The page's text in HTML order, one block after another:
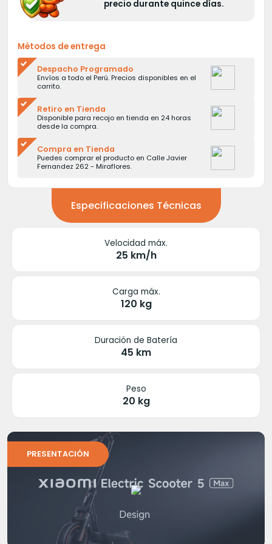
precio durante quince días.
Métodos de entrega
Despacho Programado
Envíos a todo el Perú. Precios disponibles en el
carrito.
Retiro en Tienda
Disponible para recojo en tienda en 24 horas
desde la compra.
Compra en Tienda
Puedes comprar el producto en Calle Javier
Fernandez 262 - Miraflores.
Especificaciones Técnicas
Velocidad máx.
25 km/h
Carga máx.
120 kg
Duración de Batería
45 km
Peso
20 kg
PRESENTACIÓN